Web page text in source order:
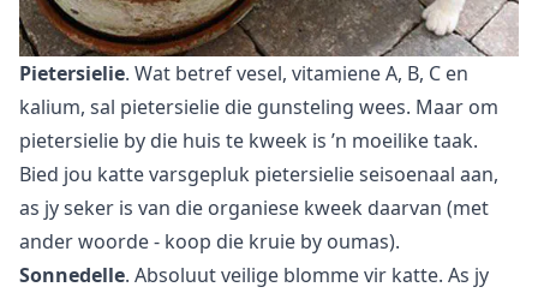
Pietersielie. Wat betref vesel, vitamiene A, B, C en
kalium, sal pietersielie die gunsteling wees. Maar om
pietersielie by die huis te kweek is ’n moeilike taak.
Bied jou katte varsgepluk pietersielie seisoenaal aan,
as jy seker is van die organiese kweek daarvan (met
ander woorde - koop die kruie by oumas).
Sonnedelle. Absoluut veilige blomme vir katte. As jy